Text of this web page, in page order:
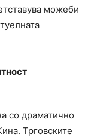
можеби
со драматично
Трговските